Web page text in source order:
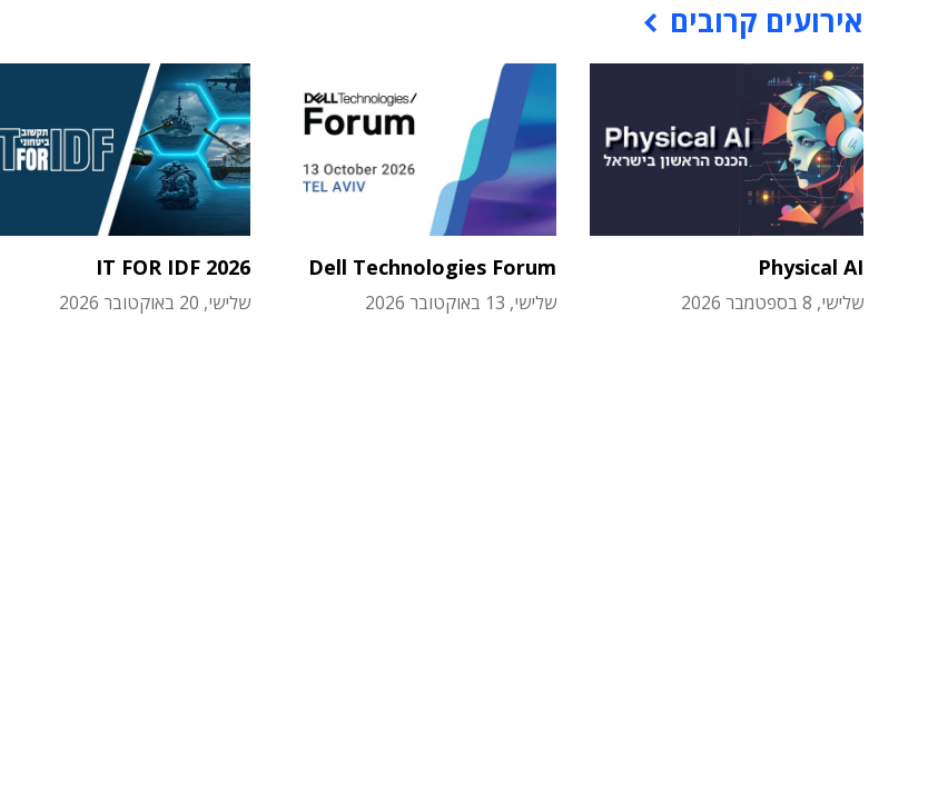
אירועים קרובים
Physical AI
שלישי, 8 בספטמבר 2026
Dell Technologies Forum
שלישי, 13 באוקטובר 2026
IT FOR IDF 2026
שלישי, 20 באוקטובר 2026